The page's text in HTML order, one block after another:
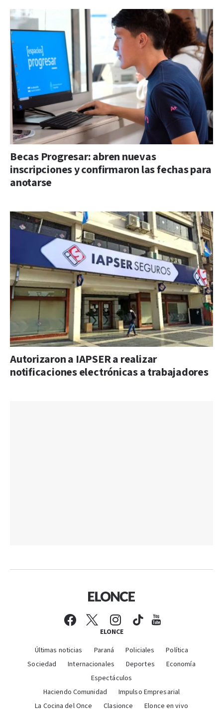
Becas Progresar: abren nuevas
inscripciones y confirmaron las fechas para
anotarse
Autorizaron a IAPSER a realizar
notificaciones electrónicas a trabajadores
ELONCE
Últimas noticias Paraná Policiales
Política
Sociedad
Internacionales Deportes
Economía
Espectáculos
Haciendo Comunidad
Impulso Empresarial
La Cocina del Once
Clasionce
Elonce en vivo